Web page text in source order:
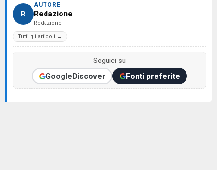
R
AUTORE
Redazione
Redazione
Tutti gli articoli →
Seguici su
GoogleDiscover Fonti preferite